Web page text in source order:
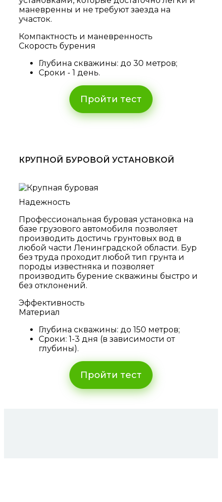
маневренны и не требуют заезда на
участок.
Компактность и маневренность
Скорость бурения
Глубина скважины: до 30 метров;
Сроки - 1 день.
Пройти тест
КРУПНОЙ БУРОВОЙ УСТАНОВКОЙ
Надежность
Профессиональная буровая установка на
базе грузового автомобиля позволяет
производить достичь грунтовых вод в
любой части Ленинградской области. Бур
без труда проходит любой тип грунта и
породы известняка и позволяет
производить бурение скважины быстро и
без отклонений.
Эффективность
Материал
Глубина скважины: до 150 метров;
Сроки: 1-3 дня (в зависимости от
глубины).
Пройти тест